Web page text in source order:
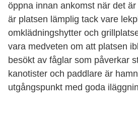
öppna innan ankomst när det
är platsen lämplig tack vare
omklädningshytter och
vara medveten om att platsen
besökt av fåglar som påverkar
kanotister och paddlare är
utgångspunkt med goda